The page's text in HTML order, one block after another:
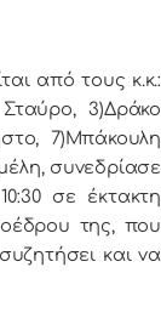
από τoυς κ.κ.:
3)Δράκο
7)Μπάκουλη
συvεδρίασε
σε έκτακτη
της, πoυ
και vα